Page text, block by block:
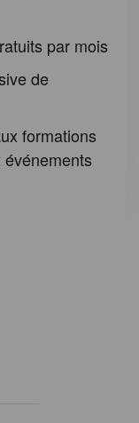
par mois
de
formations